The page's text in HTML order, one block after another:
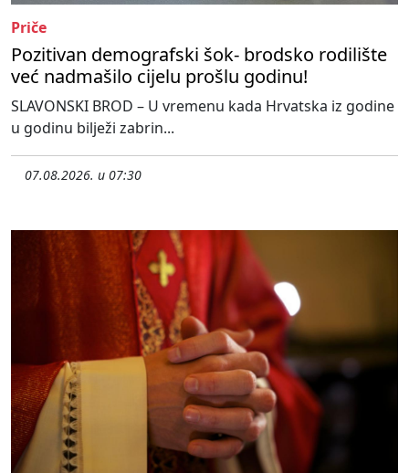
Priče
Pozitivan demografski šok- brodsko rodilište
već nadmašilo cijelu prošlu godinu!
SLAVONSKI BROD – U vremenu kada Hrvatska iz godine
u godinu bilježi zabrin...
07.08.2026. u 07:30